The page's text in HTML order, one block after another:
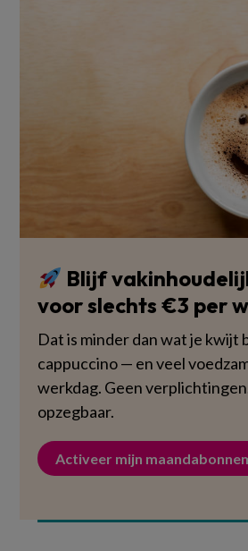
Blijf
voor slechts €3 per
Dat is minder dan wat je kwijt
cappuccino — en veel
werkdag. Geen
opzegbaar.
Activeer mijn